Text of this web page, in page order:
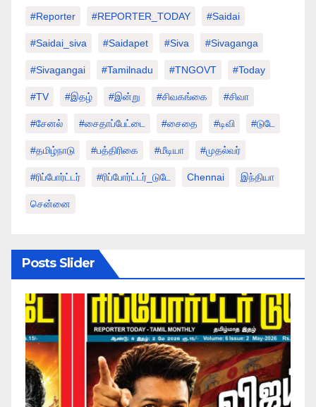
#Reporter #REPORTER_TODAY #saidai
#saidai_siva #saidapet #Siva #Sivaganga
#sivagangai #tamilnadu #TNGOVT #today
#TV #இதழ் #இன்று #சிவகங்கை #சிவா
#சேனல் #சைதாப்பேட்டை #சைதை #டிவி #டுடே
#தமிழ்நாடு #பத்திரிகை #மீடியா #முதல்வர்
#ரிப்போர்ட்டர் #ரிப்போர்ட்டர்_டுடே Chennai இந்தியா
சென்னை
Posts Slider